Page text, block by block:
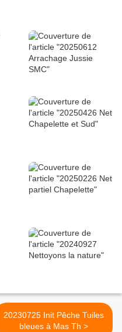
20230725 Init Pêche Tuiles
bleues à Mas Th >